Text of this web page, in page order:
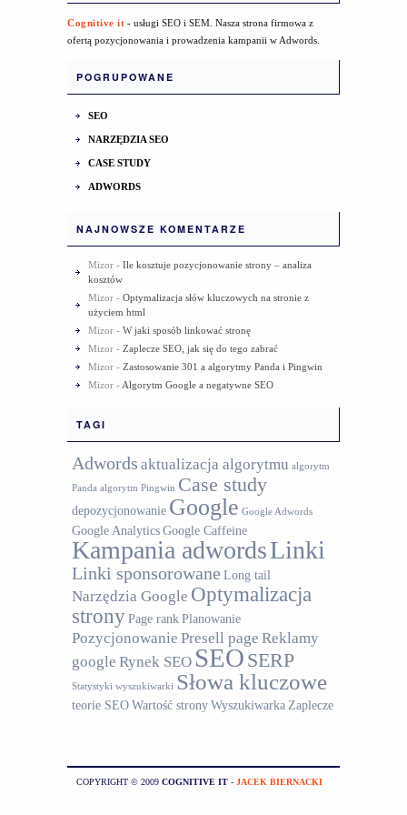
Cognitive it - usługi SEO i SEM. Nasza strona firmowa z
ofertą pozycjonowania i prowadzenia kampanii w Adwords.
POGRUPOWANE
SEO
NARZĘDZIA SEO
CASE STUDY
ADWORDS
NAJNOWSZE KOMENTARZE
Mizor - Ile kosztuje pozycjonowanie strony – analiza
kosztów
Mizor - Optymalizacja słów kluczowych na stronie z
użyciem html
Mizor - W jaki sposób linkować stronę
Mizor - Zaplecze SEO, jak się do tego zabrać
Mizor - Zastosowanie 301 a algorytmy Panda i Pingwin
Mizor - Algorytm Google a negatywne SEO
TAGI
Adwords aktualizacja algorytmu algorytm
Panda algorytm Pingwin Case study
depozycjonowanie Google Google Adwords
Google AnalyticsGoogle Caffeine
Kampania adwordsLinki
Linki sponsorowane Long tail
Narzędzia Google Optymalizacja
stronyPage rankPlanowanie
Pozycjonowanie Presell page Reklamy
google Rynek SEO SEO SERP
Statystyki wyszukiwarki Słowa kluczowe
teorie SEOWartość stronyWyszukiwarka Zaplecze
COPYRIGHT © 2009 COGNITIVE IT - JACEK BIERNACKI